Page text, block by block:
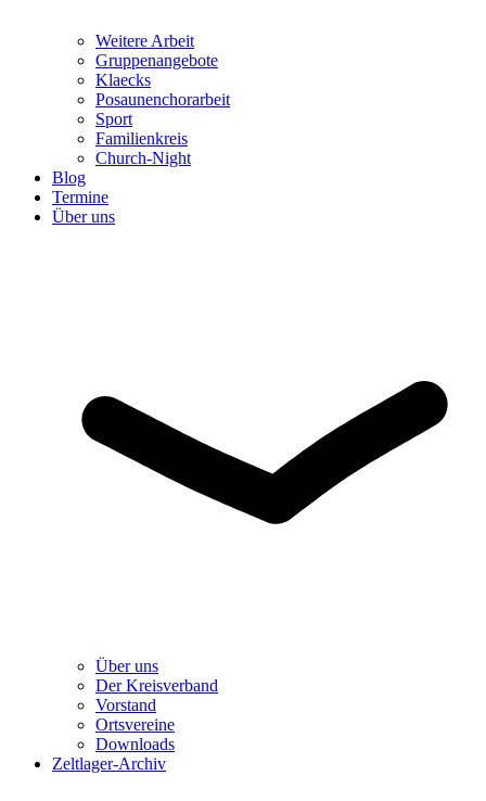
Weitere Arbeit
Gruppenangebote
Klaecks
Posaunenchorarbeit
Sport
Familienkreis
Church-Night
Blog
Termine
Über uns
Über uns
Der Kreisverband
Vorstand
Ortsvereine
Downloads
Zeltlager-Archiv